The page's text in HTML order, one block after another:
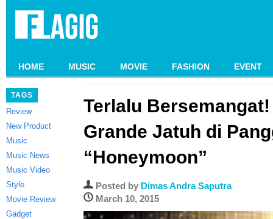
HOME MUSIC MOVIE FASHION EVENT
TAGS
Review
New Product
Music
Music News
Music Video
Style
Movie Review
Gadget
Terlalu
Grande Jatuh di
“Honeymoon”
Posted by Dimas Andra Saputra
March 10, 2015